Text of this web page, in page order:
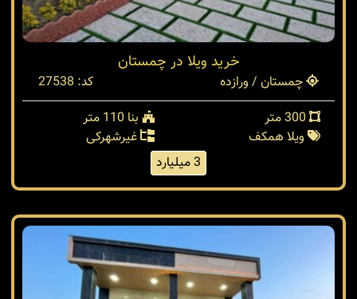
خرید ویلا در چمستان
چمستان / ورازده
کد: 27538
بنا 110 متر
ویلا همکف
غیرشهرکی
3 میلیارد